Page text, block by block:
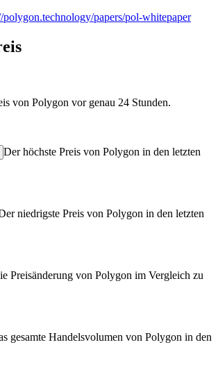
polygon.technology/papers/pol-whitepaper
von Polygon vor genau 24 Stunden.
Der höchste Preis von Polygon in den letzten
niedrigste Preis von Polygon in den letzten
Preisänderung von Polygon im Vergleich zu
gesamte Handelsvolumen von Polygon in den